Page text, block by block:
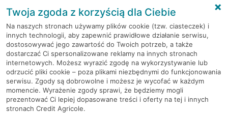
RODO
Regulamin serwisu
Mapa serwisu
PolitykaCookies
Twoja zgoda z korzyścią dla Ciebie
Na naszych stronach używamy plików cookie (tzw. ciasteczek) i
innych technologii, aby zapewnić prawidłowe działanie serwisu,
dostosowywać jego zawartość do Twoich potrzeb, a także
dostarczać Ci spersonalizowane reklamy na innych stronach
internetowych. Możesz wyrazić zgodę na wykorzystywanie lub
odrzucić pliki cookie – poza plikami niezbędnymi do funkcjonowania
serwisu. Zgody są dobrowolne i możesz je wycofać w każdym
momencie. Wyrażenie zgody sprawi, że będziemy mogli
prezentować Ci lepiej dopasowane treści i oferty na tej i innych
stronach Credit Agricole.